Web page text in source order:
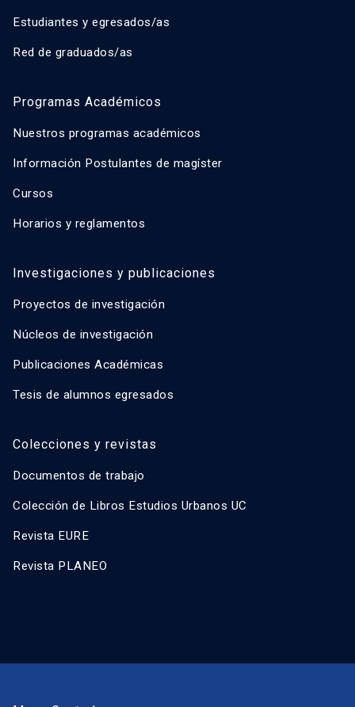
Estudiantes y egresados/as
Red de graduados/as
Programas Académicos
Nuestros programas académicos
Información Postulantes de magíster
Cursos
Horarios y reglamentos
Investigaciones y publicaciones
Proyectos de investigación
Núcleos de investigación
Publicaciones Académicas
Tesis de alumnos egresados
Colecciones y revistas
Documentos de trabajo
Colección de Libros Estudios Urbanos UC
Revista EURE
Revista PLANEO